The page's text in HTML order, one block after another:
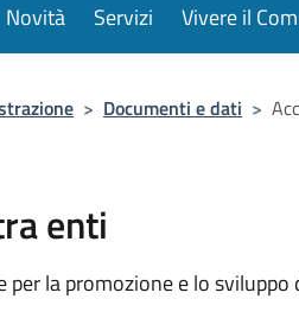
Novità Servizi Vivere il
> Documenti e dati >
enti
per la promozione e lo